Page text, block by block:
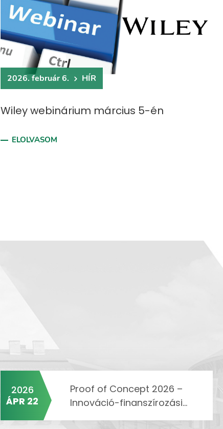
2026. február 6. HÍR
Wiley webinárium március 5-én
ELOLVASOM
2026
ÁPR 22
Proof of Concept 2026 –
Innováció-finanszírozási...